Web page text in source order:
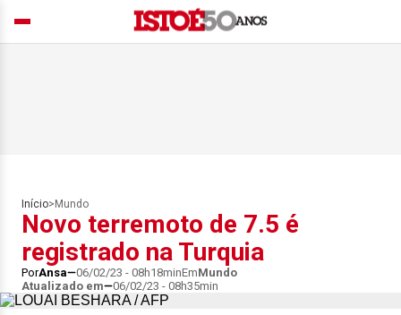
Início> Mundo
Novo terremoto de 7.5 é
registrado na Turquia
PorAnsa 06/02/23 - 08h18minEmMundo
Atualizado em
06/02/23 - 08h35min